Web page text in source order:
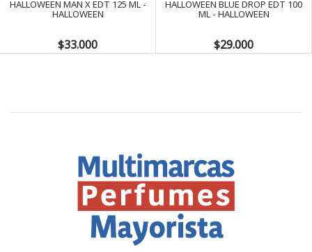
HALLOWEEN MAN X EDT 125 ML -
HALLOWEEN
$33.000
HALLOWEEN BLUE DROP EDT 100
ML - HALLOWEEN
$29.000